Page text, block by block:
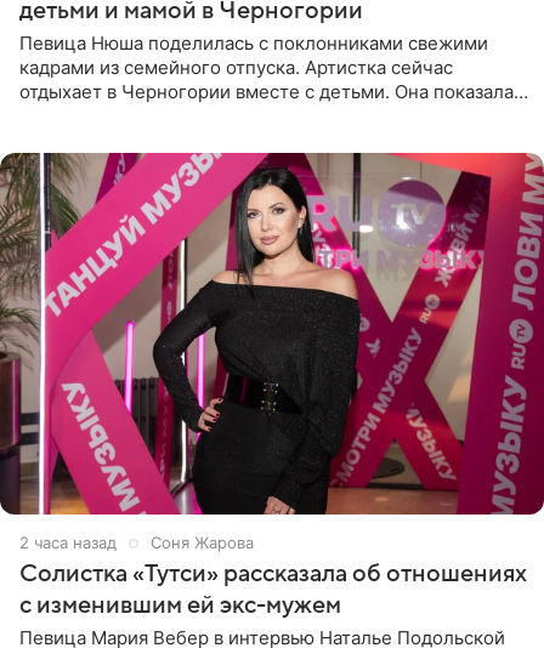
детьми и мамой в Черногории
Певица Нюша поделилась с поклонниками свежими
кадрами из семейного отпуска. Артистка сейчас
отдыхает в Черногории вместе с детьми. Она показала,
2 часа назад Соня Жарова
Солистка «Тутси» рассказала об отношениях
с изменившим ей экс-мужем
Певица Мария Вебер в интервью Наталье Подольской